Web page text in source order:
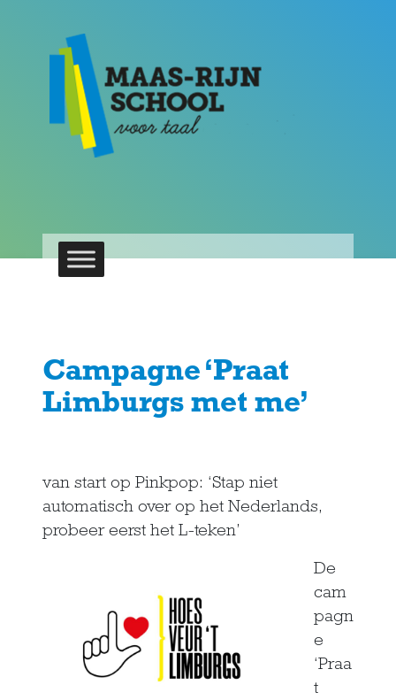
Campagne ‘Praat
Limburgs met me’
van start op Pinkpop: ‘Stap niet
automatisch over op het Nederlands,
probeer eerst het L-teken’
De
cam
pagn
e
‘Praa
t